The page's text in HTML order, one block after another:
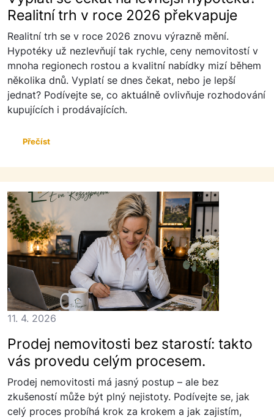
Realitní trh v roce 2026 překvapuje
Realitní trh se v roce 2026 znovu výrazně mění.
Hypotéky už nezlevňují tak rychle, ceny nemovitostí v
mnoha regionech rostou a kvalitní nabídky mizí během
několika dnů. Vyplatí se dnes čekat, nebo je lepší
jednat? Podívejte se, co aktuálně ovlivňuje rozhodování
kupujících i prodávajících.
Přečíst
11. 4. 2026
Prodej nemovitosti bez starostí: takto
vás provedu celým procesem.
Prodej nemovitosti má jasný postup – ale bez
zkušeností může být plný nejistoty. Podívejte se, jak
celý proces probíhá krok za krokem a jak zajistím,